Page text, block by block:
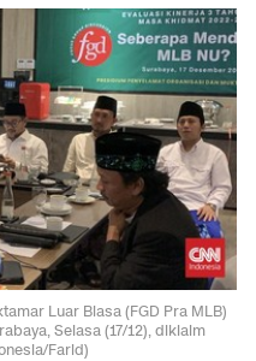
Luar Biasa (FGD Pra MLB)
Selasa (17/12), diklaim
Farid)